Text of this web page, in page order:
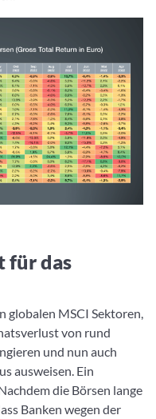
für das
globalen MSCI Sektoren,
von rund
und nun auch
ausweisen. Ein
die Börsen lange
Banken wegen der